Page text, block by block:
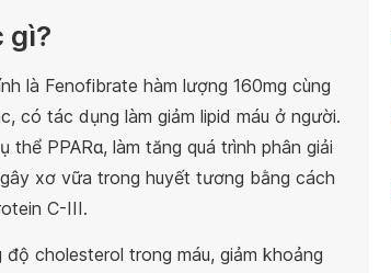
gì?
là Fenofibrate hàm lượng 160mg cùng
có tác dụng làm giảm lipid máu ở người.
PPARα, làm tăng quá trình phân giải
xơ vữa trong huyết tương bằng cách
C-III.
cholesterol trong máu, giảm khoảng